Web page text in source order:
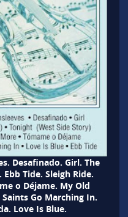
Desafinado. Girl. The
Tide. Sleigh Ride.
o Déjame. My Old
Go Marching In.
Love Is Blue.